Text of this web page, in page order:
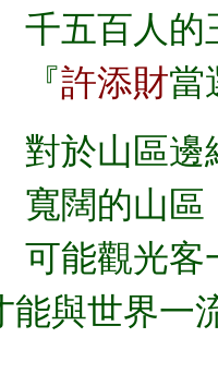
千五百人
『許添財當
對於山區
寬闊的山
可能觀光
與世界一